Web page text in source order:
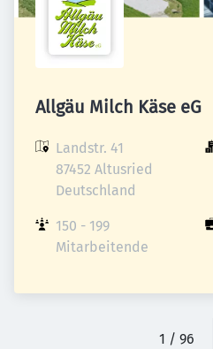
Allgäu Milch Käse eG
Landstr. 41
87452 Altusried
Deutschland
150 - 199
Mitarbeitende
1 / 96